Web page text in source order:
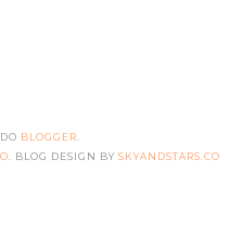
BLOGGER
. BLOG DESIGN BY SKYANDSTARS.CO